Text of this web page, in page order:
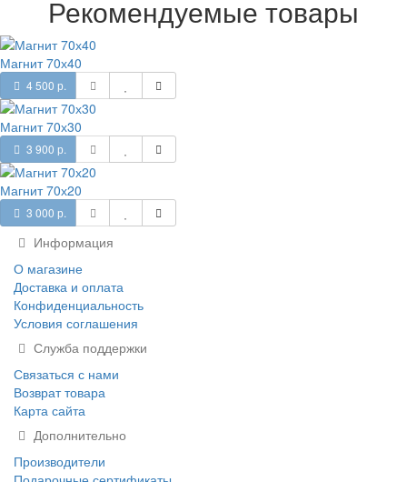
Рекомендуемые товары
Магнит 70х40
4 500 р.
Магнит 70х30
3 900 р.
Магнит 70х20
3 000 р.
Информация
О магазине
Доставка и оплата
Конфиденциальность
Условия соглашения
Служба поддержки
Связаться с нами
Возврат товара
Карта сайта
Дополнительно
Производители